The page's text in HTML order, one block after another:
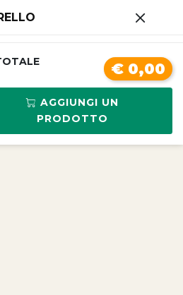
Acquariologia
Ultimi Arrivi
€ 0,00
AGGIUNGI UN
PRODOTTO